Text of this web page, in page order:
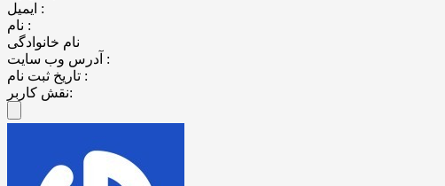
ایمیل :
نام :
نام خانوادگی
آدرس وب سایت :
تاریخ ثبت نام :
نقش کاربر: